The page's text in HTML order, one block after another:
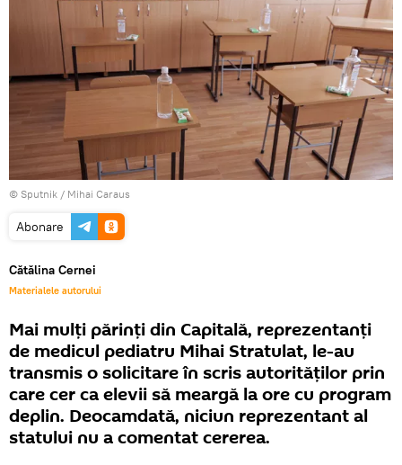
© Sputnik / Mihai Caraus
Abonare
Cătălina Cernei
Materialele autorului
Mai mulți părinți din Capitală, reprezentanți
de medicul pediatru Mihai Stratulat, le-au
transmis o solicitare în scris autorităților prin
care cer ca elevii să meargă la ore cu program
deplin. Deocamdată, niciun reprezentant al
statului nu a comentat cererea.